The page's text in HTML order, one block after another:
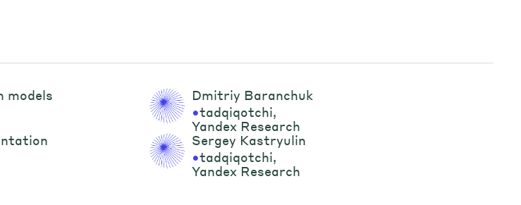
models
Dmitriy Baranchuk
•tadqiqotchi,
Yandex Research
Sergey Kastryulin
•tadqiqotchi,
Yandex Research